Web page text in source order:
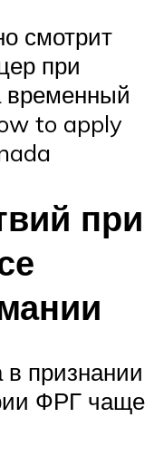
смотрит
при
временный
to apply
при
признании
ФРГ чаще